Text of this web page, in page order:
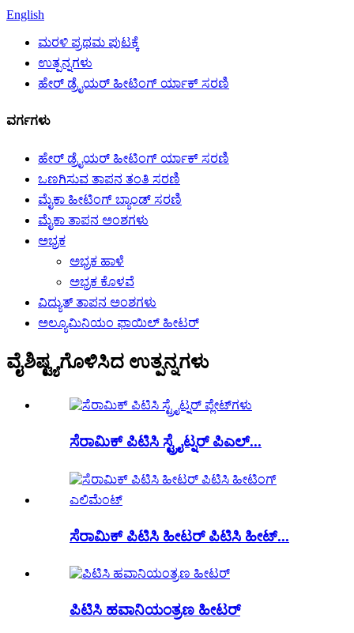
English
ಮರಳಿ ಪ್ರಥಮ ಪುಟಕ್ಕೆ
ಉತ್ಪನ್ನಗಳು
ಹೇರ್ ಡ್ರೈಯರ್ ಹೀಟಿಂಗ್ ರ್ಯಾಕ್ ಸರಣಿ
ವರ್ಗಗಳು
ಹೇರ್ ಡ್ರೈಯರ್ ಹೀಟಿಂಗ್ ರ್ಯಾಕ್ ಸರಣಿ
ಒಣಗಿಸುವ ತಾಪನ ತಂತಿ ಸರಣಿ
ಮೈಕಾ ಹೀಟಿಂಗ್ ಬ್ಯಾಂಡ್ ಸರಣಿ
ಮೈಕಾ ತಾಪನ ಅಂಶಗಳು
ಅಭ್ರಕ
ಅಭ್ರಕ ಹಾಳೆ
ಅಭ್ರಕ ಕೊಳವೆ
ವಿದ್ಯುತ್ ತಾಪನ ಅಂಶಗಳು
ಅಲ್ಯೂಮಿನಿಯಂ ಫಾಯಿಲ್ ಹೀಟರ್
ವೈಶಿಷ್ಟ್ಯಗೊಳಿಸಿದ ಉತ್ಪನ್ನಗಳು
ಸೆರಾಮಿಕ್ ಪಿಟಿಸಿ ಸ್ಟ್ರೈಟ್ನರ್ ಪಿಎಲ್...
ಸೆರಾಮಿಕ್ ಪಿಟಿಸಿ ಹೀಟರ್ ಪಿಟಿಸಿ ಹೀಟ್...
ಪಿಟಿಸಿ ಹವಾನಿಯಂತ್ರಣ ಹೀಟರ್